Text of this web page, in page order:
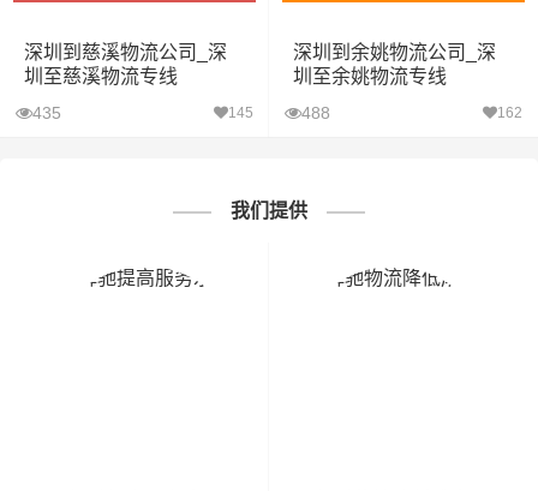
深圳到慈溪物流公司_深
圳至慈溪物流专线
435 145
深圳到余姚物流公司_深
圳至余姚物流专线
488 162
我们提供